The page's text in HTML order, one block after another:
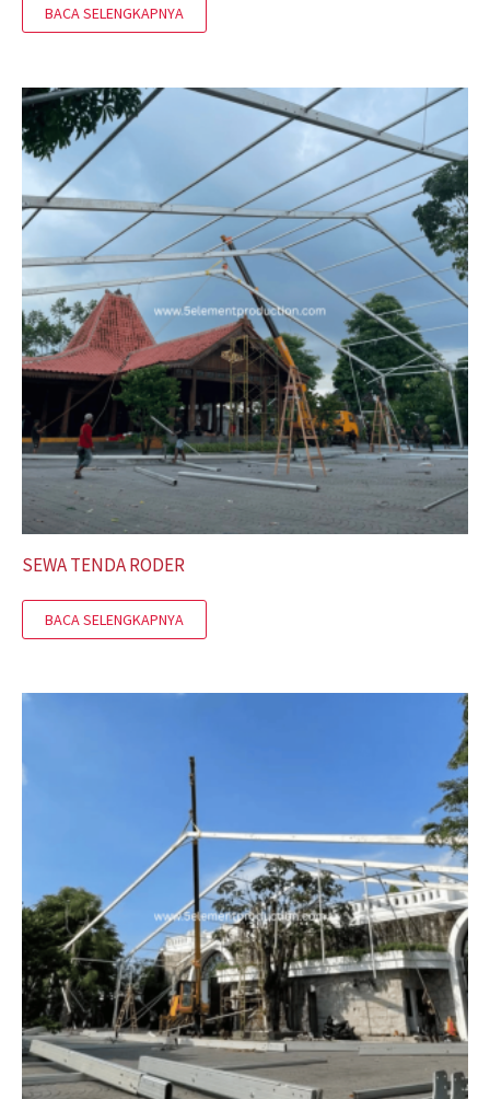
BACA SELENGKAPNYA
SEWA TENDA RODER
BACA SELENGKAPNYA